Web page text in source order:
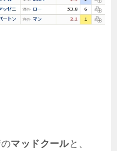
マッドクールと、